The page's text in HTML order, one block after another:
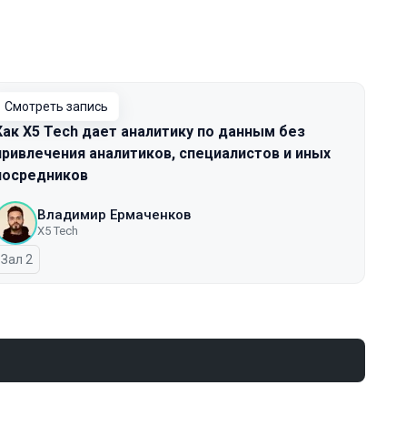
Смотреть запись
X5 Tech дает аналитику по данным без
аналитиков, специалистов и иных
Владимир Ермаченков
X5 Tech
Зал 2